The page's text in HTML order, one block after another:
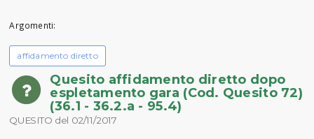
Argomenti:
affidamento diretto
Quesito affidamento diretto dopo
espletamento gara (Cod. Quesito 72)
(36.1 - 36.2.a - 95.4)
QUESITO del 02/11/2017